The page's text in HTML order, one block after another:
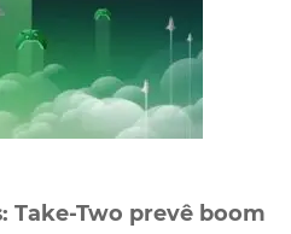
Take-Two prevê boom